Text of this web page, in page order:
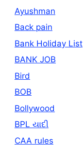
Ayushman
Back pain
Bank Holiday List
BANK JOB
Bird
BOB
Bollywood
BPL યાદી
CAA rules